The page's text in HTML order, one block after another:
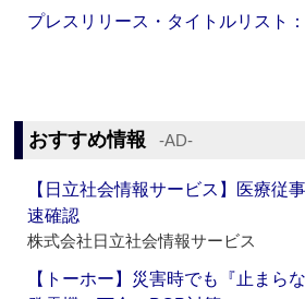
プレスリリース・タイトルリスト
おすすめ情報 ‐AD‐
【日立社会情報サービス】医療従
速確認
株式会社日立社会情報サービス
【トーホー】災害時でも『止まら